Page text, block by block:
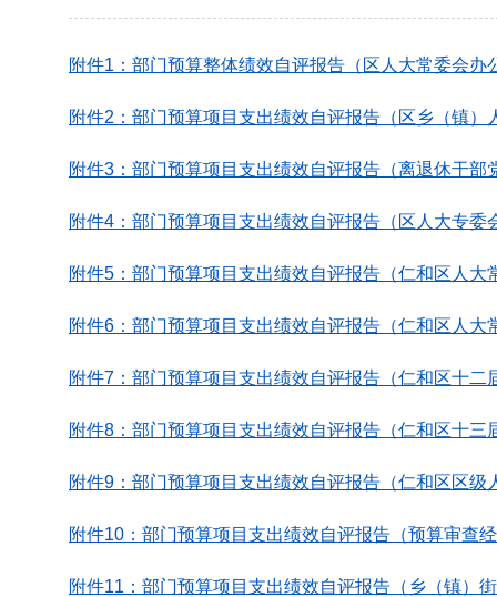
附件1：部门预算整体绩效自评报告（区人大常委会办
附件2：部门预算项目支出绩效自评报告（区乡（镇）
附件3：部门预算项目支出绩效自评报告（离退休干部
附件4：部门预算项目支出绩效自评报告（区人大专
附件5：部门预算项目支出绩效自评报告（仁和区人
附件6：部门预算项目支出绩效自评报告（仁和区人大
附件7：部门预算项目支出绩效自评报告（仁和区十
附件8：部门预算项目支出绩效自评报告（仁和区十
附件9：部门预算项目支出绩效自评报告（仁和区区级
附件10：部门预算项目支出绩效自评报告（预算审查
附件11：部门预算项目支出绩效自评报告（乡（镇）